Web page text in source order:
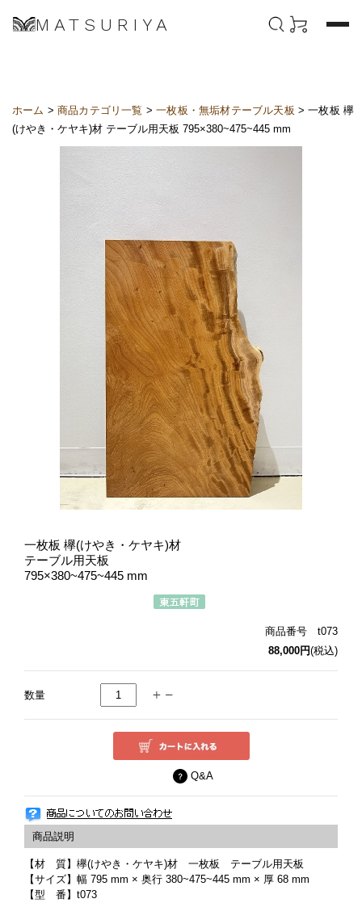
MATSURIYA
ホーム >商品カテゴリ一覧 >一枚板・無垢材テーブル天板 > 一枚板 欅
(けやき・ケヤキ)材 テーブル用天板 795×380~475~445 mm
一枚板 欅(けやき・ケヤキ)材
テーブル用天板
795×380~475~445 mm
商品番号 t073
88,000円(税込)
数量
Q&A
【材 質】欅(けやき・ケヤキ)材 一枚板 テーブル用天板
【サイズ】幅 795 mm × 奥行 380~475~445 mm × 厚 68 mm
【型 番】t073